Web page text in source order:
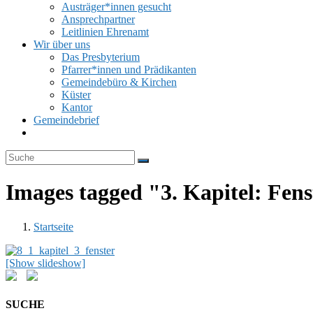
Austräger*innen gesucht
Ansprechpartner
Leitlinien Ehrenamt
Wir über uns
Das Presbyterium
Pfarrer*innen und Prädikanten
Gemeindebüro & Kirchen
Küster
Kantor
Gemeindebrief
umschalten
Images tagged "3. Kapitel:
Startseite
[Show slideshow]
SUCHE